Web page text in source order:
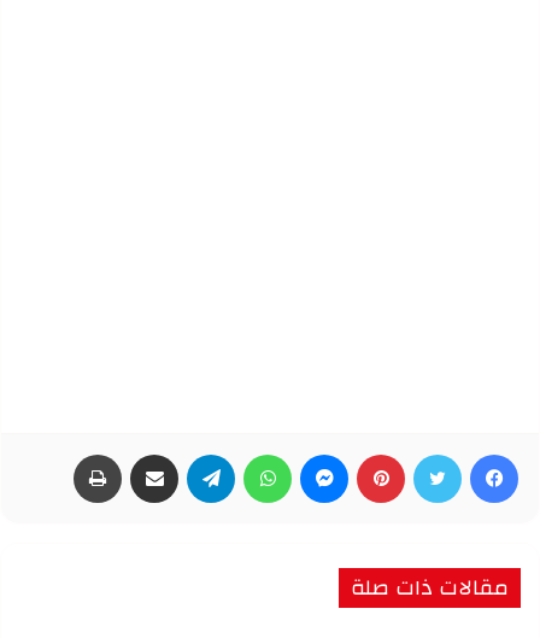
فيسبوك تويتر بينتيريست ماسنجر واتساب تيلقرام مشاركة عبر البريد
مقالات ذات صلة